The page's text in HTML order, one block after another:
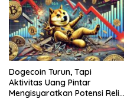
Dogecoin Turun, Tapi
Aktivitas Uang Pintar
Mengisyaratkan Potensi Reli